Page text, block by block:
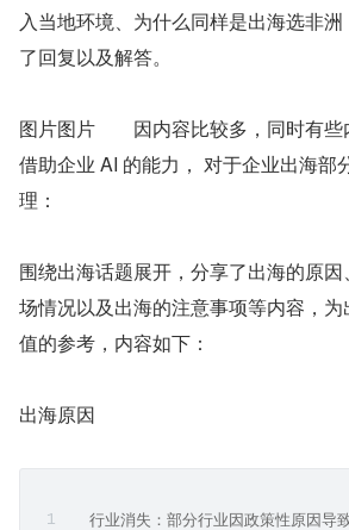
入当地环境、为什么同样是出海选非
了回复以及解答。
图片图片　　因内容比较多，同时有些
借助企业 AI 的能力， 对于企业出海部
理：
围绕出海话题展开，分享了出海的原
场情况以及出海的注意事项等内容，
值的参考，内容如下：
出海原因
行业消失：部分行业因政策性原因导